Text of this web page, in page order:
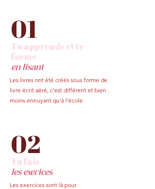
01
Tu apprends et te
forme
en lisant
Les livres ont été créés sous forme de
livre écrit aéré, c'est différent et bien
moins ennuyant qu'à l'école
02
Tu fais
les exerices
Les exercices sont là pour